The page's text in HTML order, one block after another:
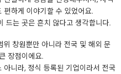
하게 이야기할 수 있었어요.
드는 곳은 흔치 않다고 생각합니다.
위 창원뿐만 아니라 전국 및 해외 문
장점이에요.
아니라, 정식 등록된 기업이라서 전국